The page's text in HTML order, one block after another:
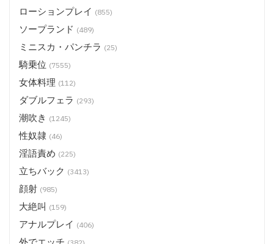
ローションプレイ (855)
ソープランド (489)
ミニスカ・パンチラ (25)
騎乗位 (7555)
女体料理 (112)
ダブルフェラ (293)
潮吹き (1245)
性奴隷 (46)
淫語責め (225)
立ちバック (3413)
顔射 (985)
大絶叫 (159)
アナルプレイ (406)